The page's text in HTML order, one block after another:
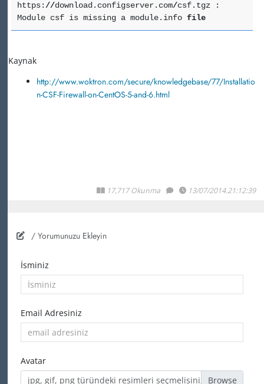
https://download.configserver.com/csf.tgz :
Module csf is missing a module.info file
Kaynak
http://www.woktron.com/secure/knowledgebase/77/Installatio
n-CSF-Firewall-on-CentOS-5-and-6.html
17,717 Okunma 13/07/2014.21:12:39
/ Yorumunuzu Ekleyin
İsminiz
Email Adresiniz
Avatar
jpg, gif, png türündeki resimleri seçmelisiniz